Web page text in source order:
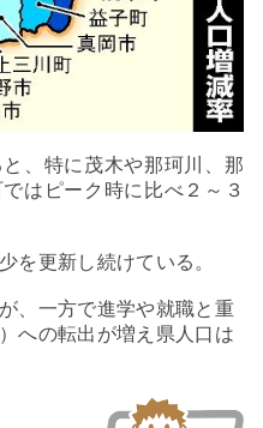
、 特に茂木や那珂川、那
はピーク時に比べ２～３
を更新し続けている。
、一方で進学や就職と重
への転出が増え県人口は